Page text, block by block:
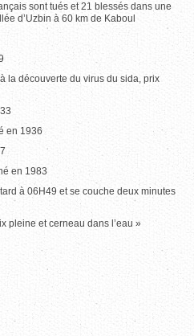
sont tués et 21 blessés dans une
d’Uzbin à 60 km de Kaboul
la découverte du virus du sida, prix
en 1936
en 1983
à 06H49 et se couche deux minutes
pleine et cerneau dans l’eau »